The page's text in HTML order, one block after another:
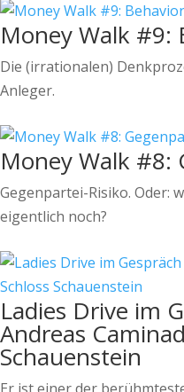
Money Walk #9:
Die (irrationalen)
Anleger.
Money Walk #8:
Gegenpartei-Risiko. Oder:
eigentlich noch?
Ladies Drive im
Andreas
Schauenstein